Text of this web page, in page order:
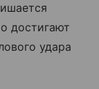
достигают
удара